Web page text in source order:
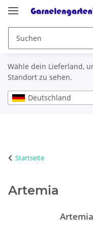
Wähle dein Lieferland,
Standort zu sehen.
Deutschland
Startseite
Artemia